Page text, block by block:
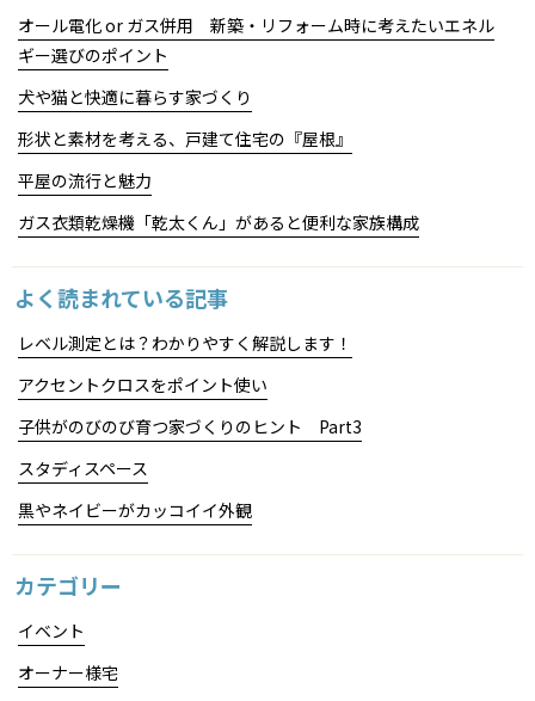
オール電化 or ガス併用 新築・リフォーム時に考えたいエネル
ギー選びのポイント
犬や猫と快適に暮らす家づくり
形状と素材を考える、戸建て住宅の『屋根』
平屋の流行と魅力
ガス衣類乾燥機「乾太くん」があると便利な家族構成
よく読まれている記事
レベル測定とは？わかりやすく解説します！
アクセントクロスをポイント使い
子供がのびのび育つ家づくりのヒント Part3
スタディスペース
黒やネイビーがカッコイイ外観
カテゴリー
イベント
オーナー様宅